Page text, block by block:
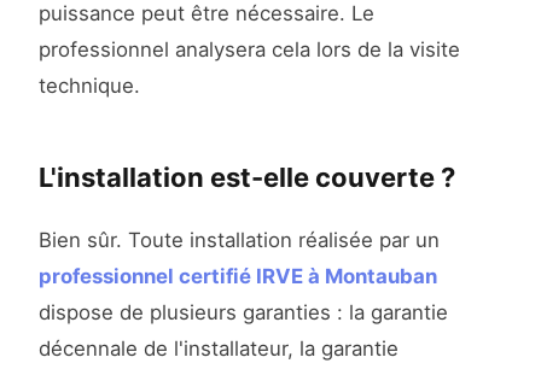
puissance peut être nécessaire. Le
professionnel analysera cela lors de la visite
technique.
L'installation est-elle couverte ?
Bien sûr. Toute installation réalisée par un
professionnel certifié IRVE à Montauban
dispose de plusieurs garanties : la garantie
décennale de l'installateur, la garantie